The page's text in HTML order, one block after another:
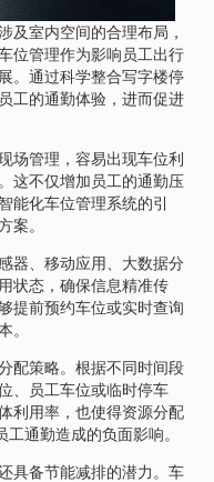
及室内空间的合理布局，
位管理作为影响员工出行
。通过科学整合写字楼停
工的通勤体验，进而促进
场管理，容易出现车位利
这不仅增加员工的通勤压
能化车位管理系统的引
案。
器、移动应用、大数据分
状态，确保信息精准传
提前预约车位或实时查询
。
配策略。根据不同时间段
、员工车位或临时停车
利用率，也使得资源分配
通勤造成的负面影响。
具备节能减排的潜力。车